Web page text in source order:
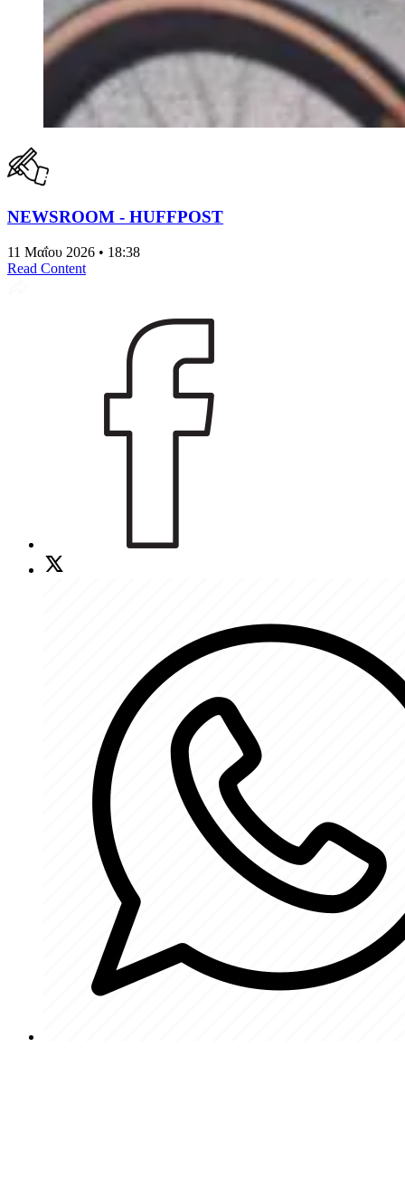
NEWSROOM - HUFFPOST
11 Μαΐου 2026 • 18:38
Read Content